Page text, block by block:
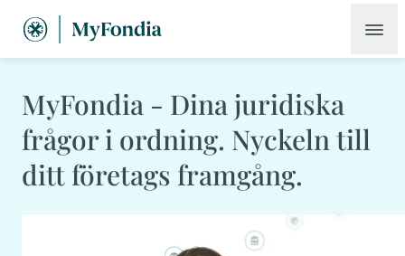
MyFondia - Dina juridiska
frågor i ordning. Nyckeln till
ditt företags framgång.